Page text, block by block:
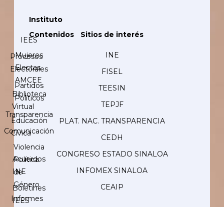
Instituto
IEES
Procesos
Electorales
Partidos
Políticos
Transparencia
Comunicación
Acuerdos
INE
Boletines
IEES
Contenidos
Mujeres
Electas
AMCEE
Biblioteca
Virtual
Educación
Cívica
Violencia
Política
de
Género
Informes
Sitios de interés
INE
FISEL
TEESIN
TEPJF
PLAT. NAC. TRANSPARENCIA
CEDH
CONGRESO ESTADO SINALOA
INFOMEX SINALOA
CEAIP